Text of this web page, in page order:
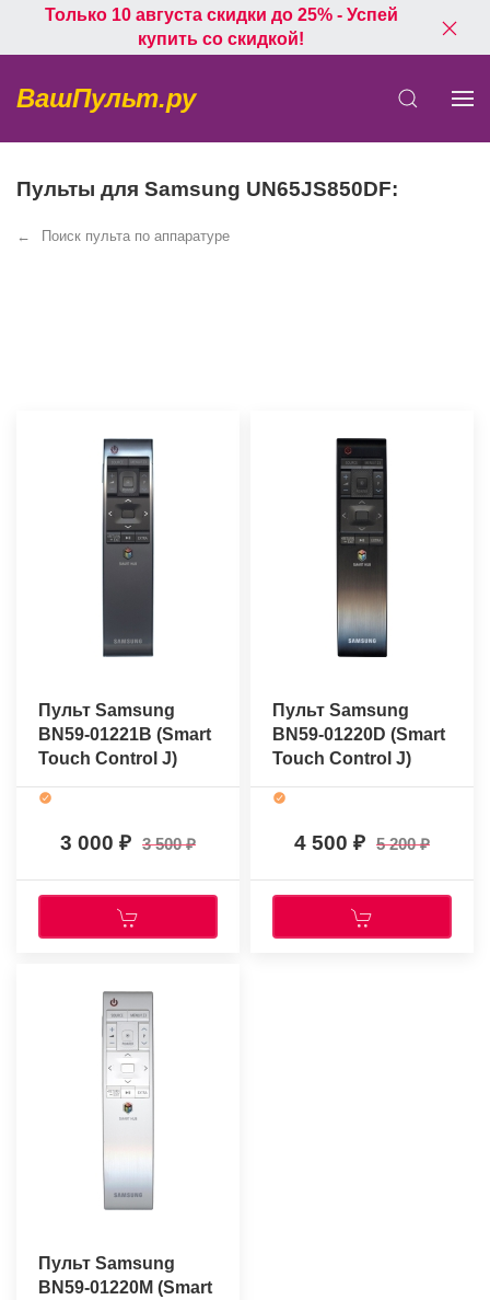
Только 10 августа скидки до 25% - Успей
купить со скидкой!
ВашПульт.ру
Пульты для Samsung UN65JS850DF:
Поиск пульта по аппаратуре
Пульт Samsung
BN59-01221B (Smart
Touch Control J)
(оригинальный)
3 000 3 500
Пульт Samsung
BN59-01220D (Smart
Touch Control J)
(оригинальный)
4 500 5 200
Пульт Samsung
BN59-01220M (Smart